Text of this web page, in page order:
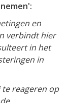
en
verbindt hier
in het
in
reageren op